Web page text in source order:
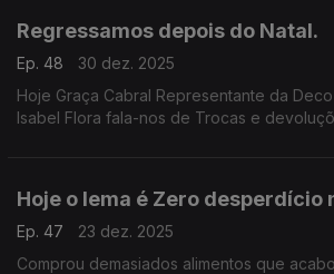
Regressamos depois do Natal.
Ep. 48
30 dez. 2025
Hoje Graça Cabral Representante da Deco na conversa com a
Isabel Flora fala-nos de Trocas e
Hoje o lema é Zero desperdício
Ep. 47
23 dez. 2025
Comprou demasiados alimentos que